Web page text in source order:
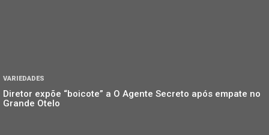
VARIEDADES
Diretor expõe “boicote” a O Agente Secreto após empate no
Grande Otelo